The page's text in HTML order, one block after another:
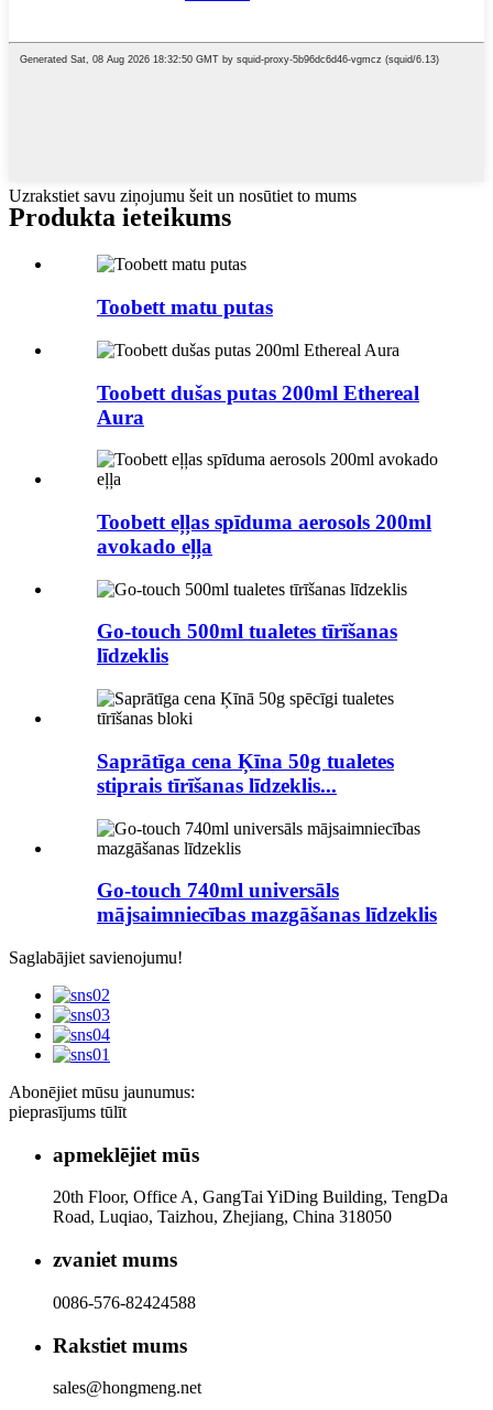
Uzrakstiet savu ziņojumu šeit un nosūtiet to mums
Produkta ieteikums
Toobett matu putas
Toobett dušas putas 200ml Ethereal
Aura
Toobett eļļas spīduma aerosols 200ml
avokado eļļa
Go-touch 500ml tualetes tīrīšanas
līdzeklis
Saprātīga cena Ķīna 50g tualetes
stiprais tīrīšanas līdzeklis...
Go-touch 740ml universāls
mājsaimniecības mazgāšanas līdzeklis
Saglabājiet savienojumu!
Abonējiet mūsu jaunumus:
pieprasījums tūlīt
apmeklējiet mūs
20th Floor, Office A, GangTai YiDing Building, TengDa
Road, Luqiao, Taizhou, Zhejiang, China 318050
zvaniet mums
0086-576-82424588
Rakstiet mums
sales@hongmeng.net